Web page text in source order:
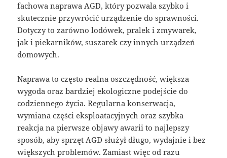
fachowa naprawa AGD, który pozwala szybko i
skutecznie przywrócić urządzenie do sprawności.
Dotyczy to zarówno lodówek, pralek i zmywarek,
jak i piekarników, suszarek czy innych urządzeń
domowych.
Naprawa to często realna oszczędność, większa
wygoda oraz bardziej ekologiczne podejście do
codziennego życia. Regularna konserwacja,
wymiana części eksploatacyjnych oraz szybka
reakcja na pierwsze objawy awarii to najlepszy
sposób, aby sprzęt AGD służył długo, wydajnie i bez
większych problemów. Zamiast więc od razu